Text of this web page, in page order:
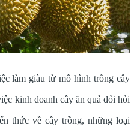
làm giàu từ mô hình trồng cây
kinh doanh cây ăn quả đỏi hỏi
thức về cây trồng, những loại